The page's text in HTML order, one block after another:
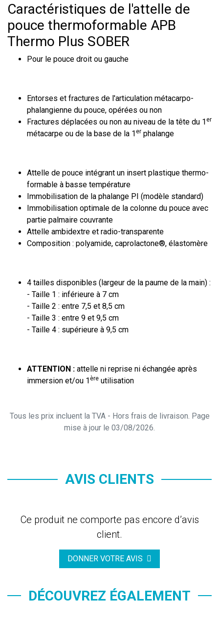
Caractéristiques de l'attelle de
pouce thermoformable APB
Thermo Plus SOBER
Pour le pouce droit ou gauche
Entorses et fractures de l'articulation métacarpo-
phalangienne du pouce, opérées ou non
Fractures déplacées ou non au niveau de la tête du 1er
métacarpe ou de la base de la 1er phalange
Attelle de pouce intégrant un insert plastique thermo-
formable à basse température
Immobilisation de la phalange PI (modèle standard)
Immobilisation optimale de la colonne du pouce avec
partie palmaire couvrante
Attelle ambidextre et radio-transparente
Composition : polyamide, caprolactone®, élastomère
4 tailles disponibles (largeur de la paume de la main) :
- Taille 1 : inférieure à 7 cm
- Taille 2 : entre 7,5 et 8,5 cm
- Taille 3 : entre 9 et 9,5 cm
- Taille 4 : supérieure à 9,5 cm
ATTENTION : attelle ni reprise ni échangée après
immersion et/ou 1ère utilisation
Tous les prix incluent la TVA - Hors frais de livraison. Page
mise à jour le 03/08/2026.
AVIS CLIENTS
Ce produit ne comporte pas encore d’avis
client.
DONNER VOTRE AVIS
DÉCOUVREZ ÉGALEMENT